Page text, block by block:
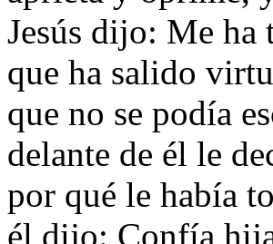
Jesús dijo: Me ha
que ha salido
que no se podía
delante de él le
por qué le había
él dijo: Confía